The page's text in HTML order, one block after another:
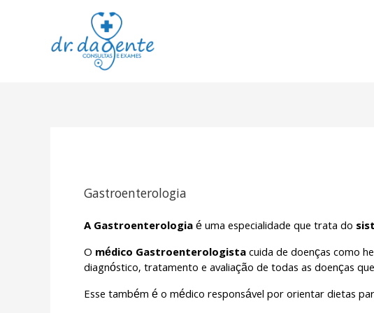
Gastroenterologia
A Gastroenterologiaé uma especialidade que trata do
O médico Gastroenterologistacuida de doenças como
diagnóstico, tratamento e avaliação de todas as doenças
Esse também é o médico responsável por orientar dietas